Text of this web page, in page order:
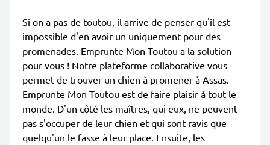
Si on a pas de toutou, il arrive de penser qu'il est
impossible d'en avoir un uniquement pour des
promenades. Emprunte Mon Toutou a la solution
pour vous ! Notre plateforme collaborative vous
permet de trouver un chien à promener à Assas.
Emprunte Mon Toutou est de faire plaisir à tout le
monde. D'un côté les maîtres, qui eux, ne peuvent
pas s'occuper de leur chien et qui sont ravis que
quelqu'un le fasse à leur place. Ensuite, les